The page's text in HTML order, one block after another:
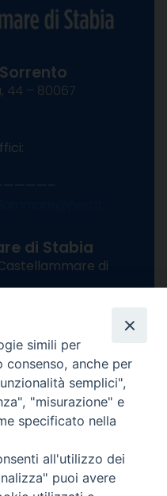
44 – 80067
di Stabia
di
– 13:00
– 12:30
Channel
simili per
anche per
semplici",
"misurazione" e
specificato nella
all'utilizzo dei
puoi avere